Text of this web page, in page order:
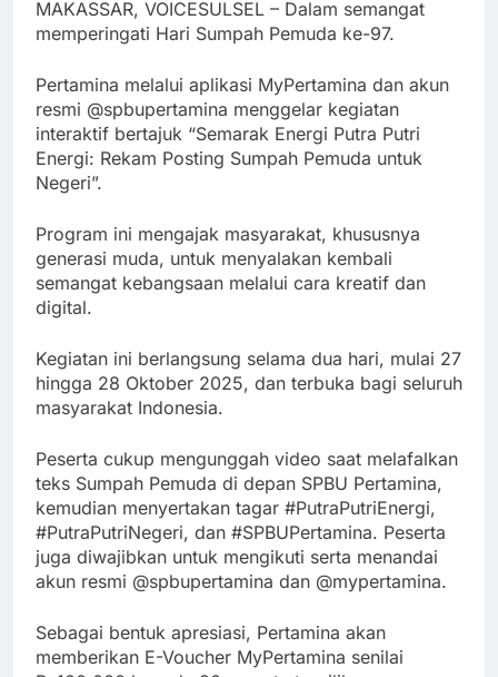
MAKASSAR, VOICESULSEL – Dalam semangat
memperingati Hari Sumpah Pemuda ke-97.
Pertamina melalui aplikasi MyPertamina dan akun
resmi @spbupertamina menggelar kegiatan
interaktif bertajuk “Semarak Energi Putra Putri
Energi: Rekam Posting Sumpah Pemuda untuk
Negeri”.
Program ini mengajak masyarakat, khususnya
generasi muda, untuk menyalakan kembali
semangat kebangsaan melalui cara kreatif dan
digital.
Kegiatan ini berlangsung selama dua hari, mulai 27
hingga 28 Oktober 2025, dan terbuka bagi seluruh
masyarakat Indonesia.
Peserta cukup mengunggah video saat melafalkan
teks Sumpah Pemuda di depan SPBU Pertamina,
kemudian menyertakan tagar #PutraPutriEnergi,
#PutraPutriNegeri, dan #SPBUPertamina. Peserta
juga diwajibkan untuk mengikuti serta menandai
akun resmi @spbupertamina dan @mypertamina.
Sebagai bentuk apresiasi, Pertamina akan
memberikan E-Voucher MyPertamina senilai